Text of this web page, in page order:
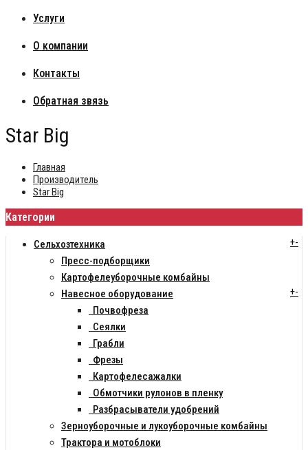
Услуги
О компании
Контакты
Обратная звязь
Star Big
Главная
Производитель
Star Big
Категории
Сельхозтехника +-
Пресс-подборщики
Картофелеуборочные комбайны
Навесное оборудование
+-
Почвофреза
Сеялки
Грабли
Фрезы
Картофелесажалки
Обмотчики рулонов в пленку
Разбрасыватели удобрений
Зерноуборочные и лукоуборочные комбайны
Трактора и мотоблоки